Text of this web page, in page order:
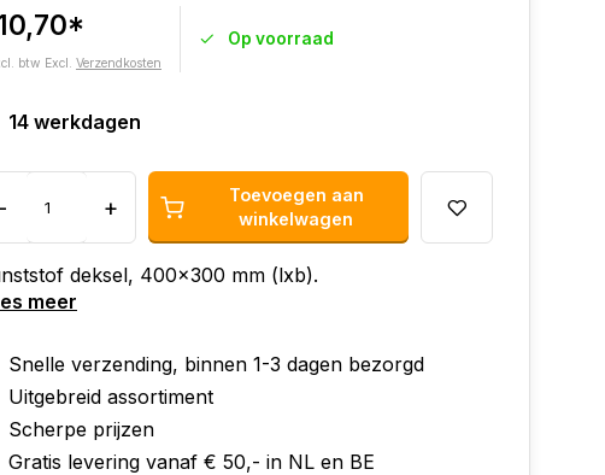
btw Excl. Verzendkosten
Op voorraad
14 werkdagen
- +
Toevoegen aan
winkelwagen
deksel, 400x300 mm (lxb).
meer
Snelle verzending, binnen 1-3 dagen bezorgd
Uitgebreid assortiment
Scherpe prijzen
Gratis levering vanaf € 50,- in NL en BE